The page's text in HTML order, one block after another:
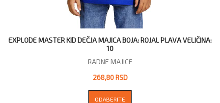
EXPLODE MASTER KID DEČJA MAJICA BOJA: ROJAL PLAVA VELIČINA:
10
RADNE MAJICE
268,80 RSD
ODABERITE